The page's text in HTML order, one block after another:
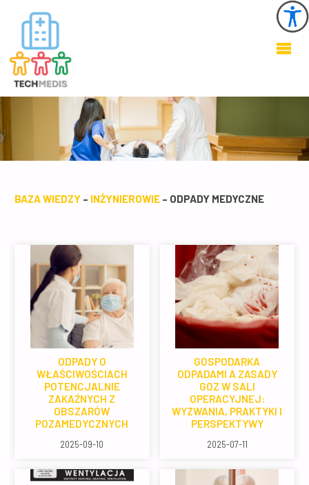
OCHRONY
ZDROWIA
BAZA WIEDZY – INŻYNIEROWIE – ODPADY MEDYCZNE
ODPADY O
WŁAŚCIWOŚCIACH
POTENCJALNIE
ZAKAŹNYCH Z
OBSZARÓW
POZAMEDYCZNYCH
2025-09-10
GOSPODARKA
ODPADAMI A ZASADY
GOZ W SALI
OPERACYJNEJ:
WYZWANIA, PRAKTYKI I
PERSPEKTYWY
2025-07-11